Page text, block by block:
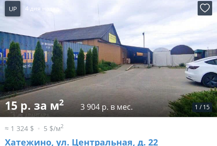
UP 4 дня назад
1 / 15
15 р. за м2 3 904 р. в мес.
≈ 1 324 $ 5 $/м2
Хатежино, ул. Центральная, д. 22